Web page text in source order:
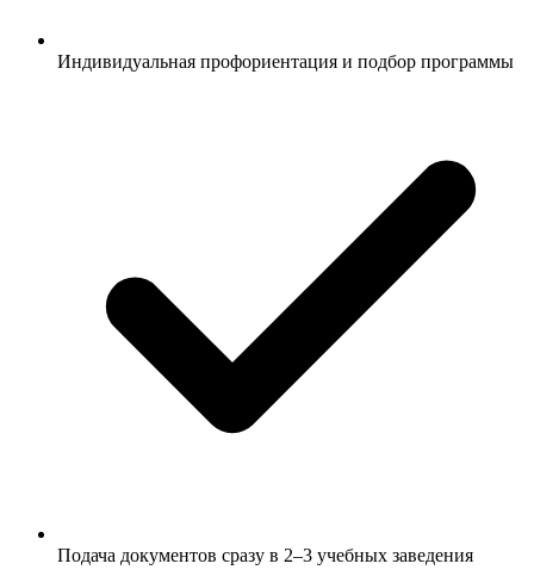
Индивидуальная профориентация и подбор программы
Подача документов сразу в 2–3 учебных заведения